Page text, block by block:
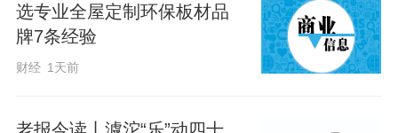
选专业全屋定制环保板材品
牌7条经验
财经 1天前
老报今读丨滹沱“乐”动四十